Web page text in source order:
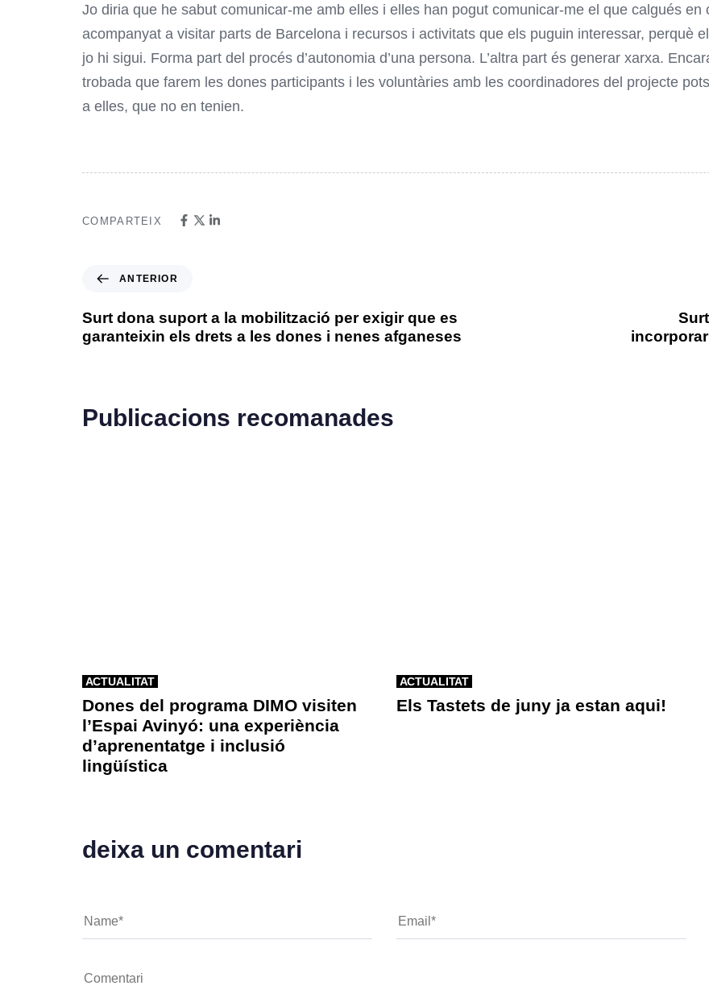
Jo diria que he sabut comunicar-me amb elles i elles han pogut comunicar-me el que calgués
acompanyat a visitar parts de Barcelona i recursos i activitats que els puguin interessar, perquè
jo hi sigui. Forma part del procés d’autonomia d’una persona. L’altra part és generar xarxa.
trobada que farem les dones participants i les voluntàries amb les coordinadores del projecte
a elles, que no en tenien.
COMPARTEIX
ANTERIOR
Surt dona suport a la mobilització per exigir que es
garanteixin els drets a les dones i nenes afganeses
Publicacions recomanades
ACTUALITAT
Dones del programa DIMO visiten
l’Espai Avinyó: una experiència
d’aprenentatge i inclusió
lingüística
ACTUALITAT
Els Tastets de juny ja estan aqui!
deixa un comentari